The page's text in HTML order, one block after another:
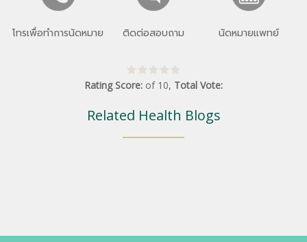
โทรเพื่อทำการนัดหมาย ติดต่อสอบถาม นัดหมายแพทย์
Rating Score: of 10, Total Vote:
Related Health Blogs